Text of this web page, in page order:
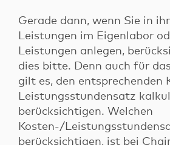
Gerade dann, wenn Sie in
Leistungen im Eigenlabor
Leistungen anlegen,
dies bitte. Denn auch für
gilt es, den entsprechenden
Leistungsstundensatz
berücksichtigen. Welchen
Kosten-/
berücksichtigen, ist bei